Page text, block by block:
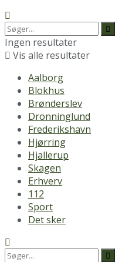
Ingen resultater
Vis alle resultater
Aalborg
Blokhus
Brønderslev
Dronninglund
Frederikshavn
Hjørring
Hjallerup
Skagen
Erhverv
112
Sport
Det sker